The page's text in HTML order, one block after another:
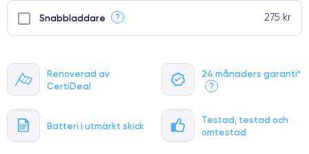
Renoverad av
CertiDeal
24 månaders garanti*
?
Batteri i utmärkt skick
Testad, testad och
omtestad
Snabbladdare ? 275 kr